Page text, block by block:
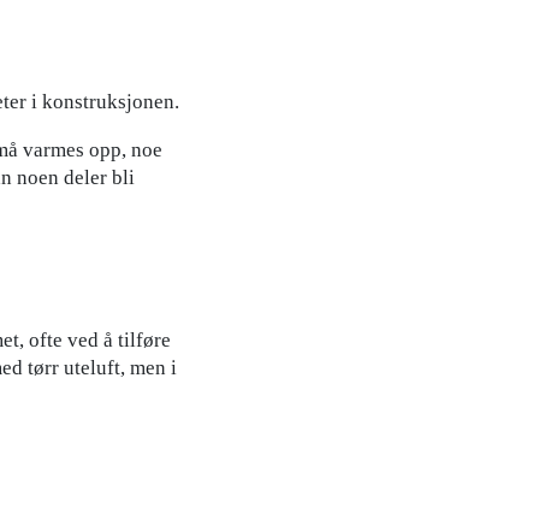
i konstruksjonen.
varmes opp, noe
noen deler bli
ofte ved å tilføre
tørr uteluft, men i